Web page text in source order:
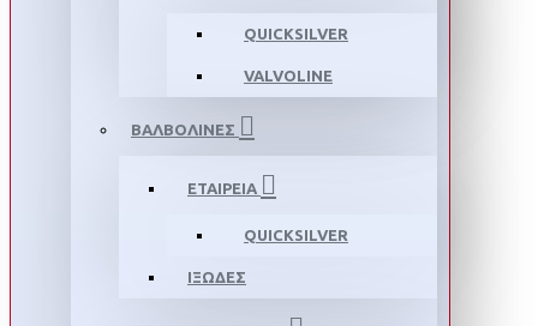
QUICKSILVER
VALVOLINE
ΒΑΛΒΟΛΙΝΕΣ
ΕΤΑΙΡΕΙΑ
QUICKSILVER
ΙΞΩΔΕΣ